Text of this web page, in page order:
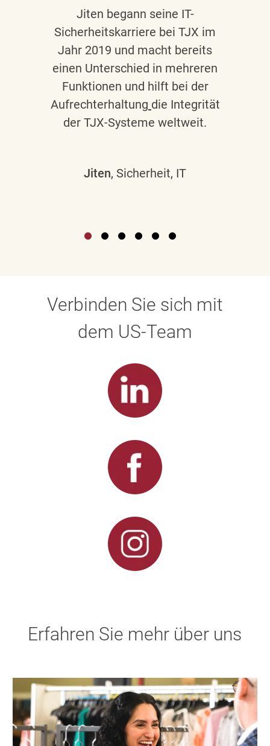
Jiten begann seine IT-
Sicherheitskarriere bei TJX im
Jahr 2019 und macht bereits
einen Unterschied in mehreren
Funktionen und hilft bei der
Aufrechterhaltung die Integrität
der TJX-Systeme weltweit.
Jiten, Sicherheit, IT
Verbinden Sie sich mit
dem US-Team
Erfahren Sie mehr über uns